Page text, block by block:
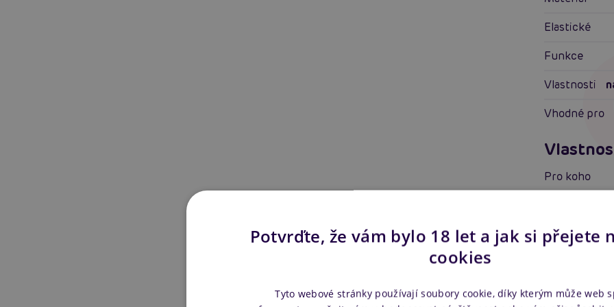
Elastické
Funkce
Vlastnosti
Vhodné pro
Pro koho
Další
Výrobce
Potvrďte, že vám bylo 18 let a jak si přejete
cookies
Tyto webové stránky používají soubory cookie, díky kterým může web